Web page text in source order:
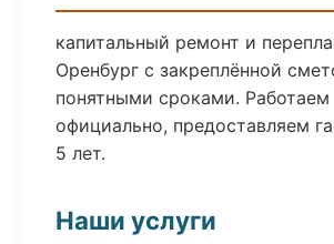
капитальный ремонт и
Оренбург с закреплённой
понятными сроками. Работаем
официально, предоставляем
5 лет.
Наши услуги